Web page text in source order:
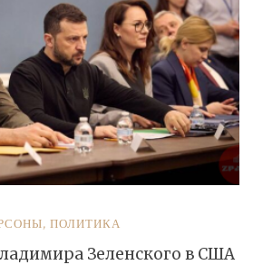
, ПОЛИТИКА
Зеленского в США